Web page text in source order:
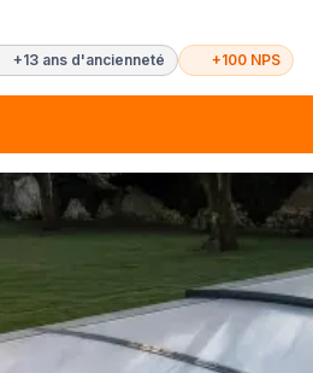
+13 ans d'ancienneté +100 NPS